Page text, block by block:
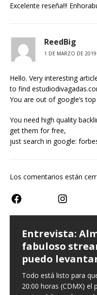
Excelente reseña!!!
ReedBig
1 DE MARZO DE
Hello. Very interesting
to find
You are out of google’s
You need high quality
get them for free,
just search in google:
Los comentarios están
Entrevista:
fabuloso
puedo
Todo está listo para
20:00 horas (CDMX)
Entrevista:
que ‘Nuestro
nuevo sencillo
Entrevista Divagadas
Teatro CDMX:
‘Infieles’, una
enredos
Este miércoles llega
teatral Infieles, historia